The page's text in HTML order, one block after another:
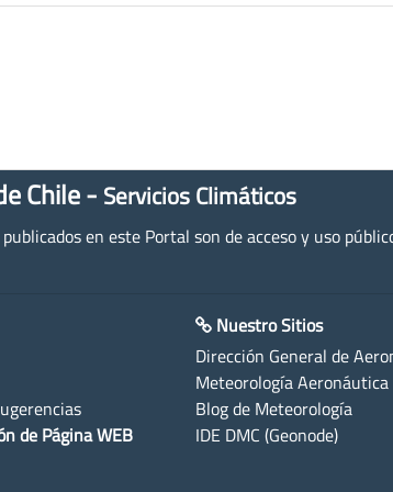
Chile - Servicios Climáticos
en este Portal son de acceso y uso
de Página WEB
Nuestro Sitios
Dirección General de
Meteorología Aeronáutica
Blog de Meteorología
IDE DMC (Geonode)